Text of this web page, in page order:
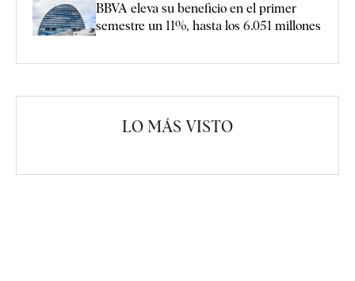
BBVA eleva su beneficio en el primer
semestre un 11%, hasta los 6.051 millones
LO MÁS VISTO